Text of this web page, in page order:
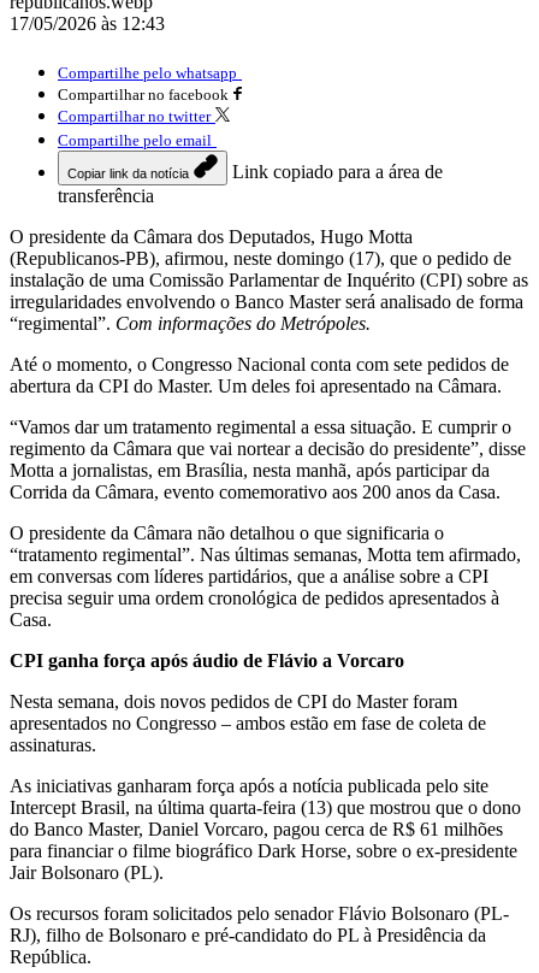
17/05/2026 às 12:43
Compartilhe pelo whatsapp
Compartilhar no facebook
Compartilhar no twitter
Compartilhe pelo email
Copiar link da notícia
Link copiado para a área de
transferência
O presidente da Câmara dos Deputados, Hugo Motta
(Republicanos-PB), afirmou, neste domingo (17), que o pedido de
instalação de uma Comissão Parlamentar de Inquérito (CPI) sobre as
irregularidades envolvendo o Banco Master será analisado de forma
“regimental”. Com informações do Metrópoles.
Até o momento, o Congresso Nacional conta com sete pedidos de
abertura da CPI do Master. Um deles foi apresentado na Câmara.
“Vamos dar um tratamento regimental a essa situação. E cumprir o
regimento da Câmara que vai nortear a decisão do presidente”, disse
Motta a jornalistas, em Brasília, nesta manhã, após participar da
Corrida da Câmara, evento comemorativo aos 200 anos da Casa.
O presidente da Câmara não detalhou o que significaria o
“tratamento regimental”. Nas últimas semanas, Motta tem afirmado,
em conversas com líderes partidários, que a análise sobre a CPI
precisa seguir uma ordem cronológica de pedidos apresentados à
Casa.
CPI ganha força após áudio de Flávio a Vorcaro
Nesta semana, dois novos pedidos de CPI do Master foram
apresentados no Congresso – ambos estão em fase de coleta de
assinaturas.
As iniciativas ganharam força após a notícia publicada pelo site
Intercept Brasil, na última quarta-feira (13) que mostrou que o dono
do Banco Master, Daniel Vorcaro, pagou cerca de R$ 61 milhões
para financiar o filme biográfico Dark Horse, sobre o ex-presidente
Jair Bolsonaro (PL).
Os recursos foram solicitados pelo senador Flávio Bolsonaro (PL-
RJ), filho de Bolsonaro e pré-candidato do PL à Presidência da
República.